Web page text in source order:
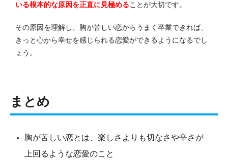
いる根本的な原因を正直に見極めることが大切です。
その原因を理解し、胸が苦しい恋からうまく卒業できれば、
きっと心から幸せを感じられる恋愛ができるようになるでし
ょう。
まとめ
胸が苦しい恋とは、楽しさよりも切なさや辛さが
上回るような恋愛のこと